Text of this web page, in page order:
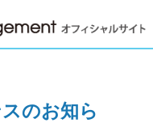
のお知ら